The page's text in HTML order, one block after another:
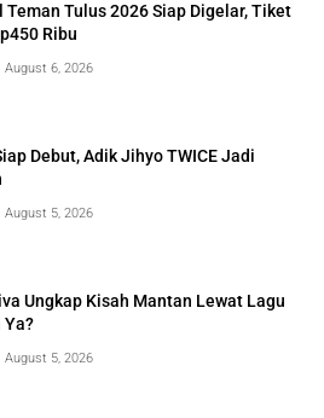
Teman Tulus 2026 Siap Digelar, Tiket
Ribu
August 6, 2026
Debut, Adik Jihyo TWICE Jadi
August 5, 2026
Ungkap Kisah Mantan Lewat Lagu
Ya?
August 5, 2026